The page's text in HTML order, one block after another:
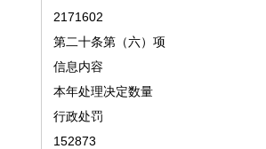
2171602
第二十条第（六）项
信息内容
本年处理决定数量
行政处罚
152873